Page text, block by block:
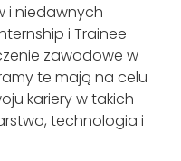
i niedawnych
i Trainee
zawodowe w
te mają na celu
kariery w takich
technologia i